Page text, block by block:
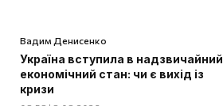
Вадим Денисенко
Україна вступила в надзвичайний
економічний стан: чи є вихід із
кризи